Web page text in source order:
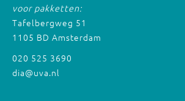
voor pakketten:
Tafelbergweg 51
1105 BD Amsterdam
020 525 3690
dia@uva.nl